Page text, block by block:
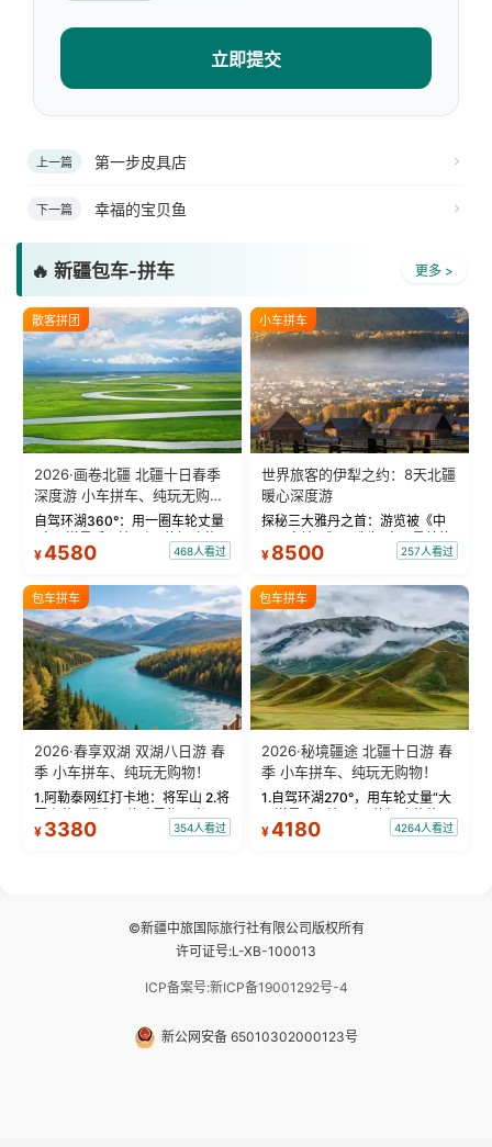
立即提交
上一篇 第一步皮具店
下一篇 幸福的宝贝鱼
🔥 新疆包车-拼车 更多 >
散客拼团
2026·画卷北疆 北疆十日春季
深度游 小车拼车、纯玩无购
物！
自驾环湖360°：用一圈车轮丈量
“大西洋最后一滴眼泪”的极致蔚
蓝。 赛湖旅拍：甄选多款风格服
绝美瞬间。 赛湖坦克300跟车视
频：专业摄影师...
¥4580 468人看过
小车拼车
世界旅客的伊犁之约：8天北疆
暖心深度游
探秘三大雅丹之首：游览被《中
国国家地理》评选为“中国最美的
三大雅丹”第一名的克拉玛依魔鬼
瓦人最大村落——禾木村，欣赏
晨雾与小木...
¥ 8500 257人看过
包车拼车
2026·春享双湖 双湖八日游 春
季 小车拼车、纯玩无购物！
1.阿勒泰网红打卡地：将军山 2.将
军山落日缆车，体验雪都风光 3.
将军山，夕阳派对，蹦迪party 4.
¥ 3380 354人看过
包车拼车
2026·秘境疆途 北疆十日游 春
季 小车拼车、纯玩无购物！
1.自驾环湖270°，用车轮丈量“大
西洋最后一滴眼泪”的极致蔚蓝，
让雪山、花海与深邃湖水在转弯
¥4180 4264人看过
©新疆中旅国际旅行社有限公司版权所有
许可证号:L-XB-100013
ICP备案号:新ICP备19001292号-4
新公网安备 65010302000123号